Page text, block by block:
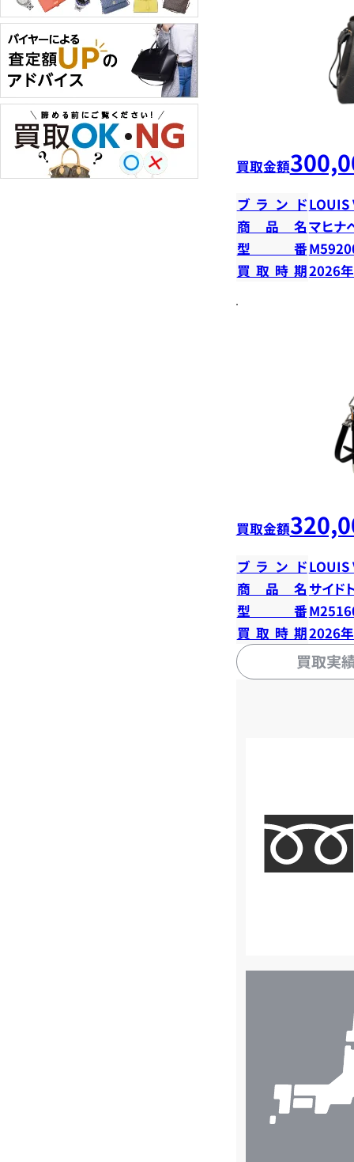
買取金額
ブランドLOUIS
商品名マヒナ
型番
買取時期2026
買取金額
ブランドLOUIS
商品名 サイド
型番
買取時期2026
買取実